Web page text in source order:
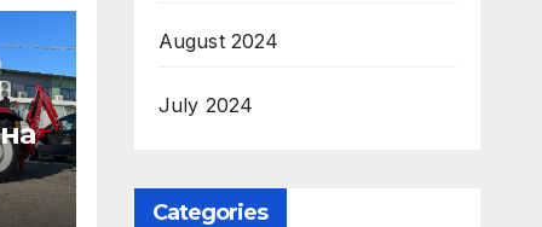
August 2024
July 2024
Categories